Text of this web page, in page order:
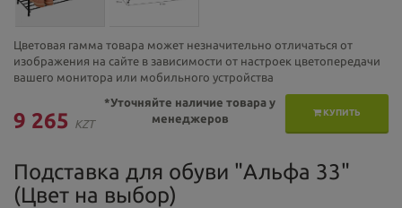
Цветовая гамма товара может незначительно отличаться от
изображения на сайте в зависимости от настроек цветопередачи
вашего монитора или мобильного устройства
9 265 KZT
КУПИТЬ
*Уточняйте наличие товара у
менеджеров
Подставка для обуви "Альфа 33"
(Цвет на выбор)